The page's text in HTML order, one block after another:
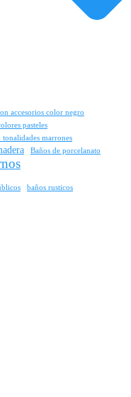
accesorios color negro
pasteles
tonalidades marrones
Baños de porcelanato
baños rusticos